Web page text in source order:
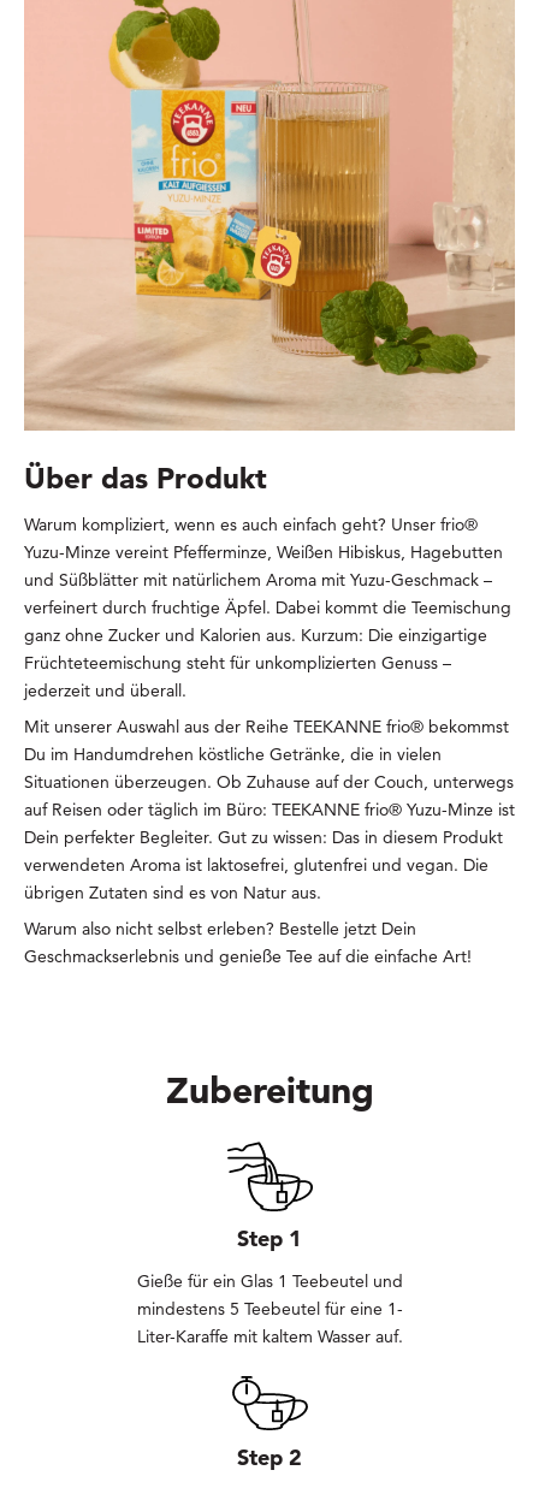
Über das Produkt
Warum kompliziert, wenn es auch einfach geht? Unser frio®
Yuzu-Minze vereint Pfefferminze, Weißen Hibiskus, Hagebutten
und Süßblätter mit natürlichem Aroma mit Yuzu-Geschmack –
verfeinert durch fruchtige Äpfel. Dabei kommt die Teemischung
ganz ohne Zucker und Kalorien aus. Kurzum: Die einzigartige
Früchteteemischung steht für unkomplizierten Genuss –
jederzeit und überall.
Mit unserer Auswahl aus der Reihe TEEKANNE frio® bekommst
Du im Handumdrehen köstliche Getränke, die in vielen
Situationen überzeugen. Ob Zuhause auf der Couch, unterwegs
auf Reisen oder täglich im Büro: TEEKANNE frio® Yuzu-Minze ist
Dein perfekter Begleiter. Gut zu wissen: Das in diesem Produkt
verwendeten Aroma ist laktosefrei, glutenfrei und vegan. Die
übrigen Zutaten sind es von Natur aus.
Warum also nicht selbst erleben? Bestelle jetzt Dein
Geschmackserlebnis und genieße Tee auf die einfache Art!
Zubereitung
Step 1
Gieße für ein Glas 1 Teebeutel und
mindestens 5 Teebeutel für eine 1-
Liter-Karaffe mit kaltem Wasser auf.
Step 2